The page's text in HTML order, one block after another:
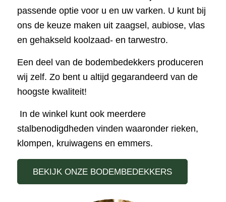
passende optie voor u en uw varken. U kunt bij
ons de keuze maken uit zaagsel, aubiose, vlas
en gehakseld koolzaad- en tarwestro.
Een deel van de bodembedekkers produceren
wij zelf. Zo bent u altijd gegarandeerd van de
hoogste kwaliteit!
In de winkel kunt ook meerdere
stalbenodigdheden vinden waaronder rieken,
klompen, kruiwagens en emmers.
BEKIJK ONZE BODEMBEDEKKERS